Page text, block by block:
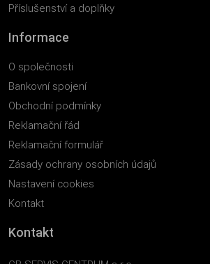
Příslušenství a doplňky
Informace
O společnosti
Bankovní spojení
Obchodní podmínky
Reklamační řád
Reklamační formulář
Zásady ochrany osobních údajů
Nastavení cookies
Kontakt
Kontakt